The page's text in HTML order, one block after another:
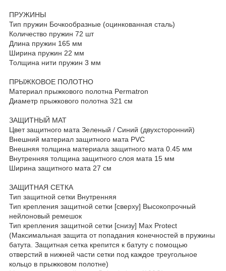
ПРУЖИНЫ
Тип пружин Бочкообразные (оцинкованная сталь)
Количество пружин 72 шт
Длина пружин 165 мм
Ширина пружин 22 мм
Толщина нити пружин 3 мм
ПРЫЖКОВОЕ ПОЛОТНО
Материал прыжкового полотна Permatron
Диаметр прыжкового полотна 321 см
ЗАЩИТНЫЙ МАТ
Цвет защитного мата Зеленый / Синий (двухсторонний)
Внешний материал защитного мата PVC
Внешняя толщина материала защитного мата 0.45 мм
Внутренняя толщина защитного слоя мата 15 мм
Ширина защитного мата 27 см
ЗАЩИТНАЯ СЕТКА
Тип защитной сетки Внутренняя
Тип крепления защитной сетки [сверху] Высокопрочный
нейлоновый ремешок
Тип крепления защитной сетки [снизу] Max Protect
(Максимальная защита от попадания конечностей в пружины
батута. Защитная сетка крепится к батуту с помощью
отверстий в нижней части сетки под каждое треугольное
кольцо в прыжковом полотне)